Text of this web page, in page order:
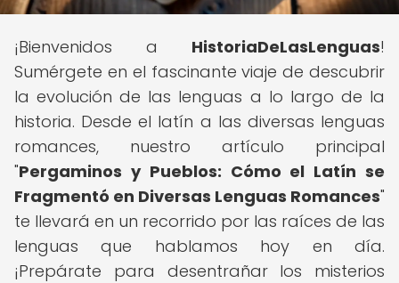
¡Bienvenidos a HistoriaDeLasLenguas!
Sumérgete en el fascinante viaje de descubrir
la evolución de las lenguas a lo largo de la
historia. Desde el latín a las diversas lenguas
romances, nuestro artículo principal
"Pergaminos y Pueblos: Cómo el Latín se
Fragmentó en Diversas Lenguas Romances"
te llevará en un recorrido por las raíces de las
lenguas que hablamos hoy en día.
¡Prepárate para desentrañar los misterios